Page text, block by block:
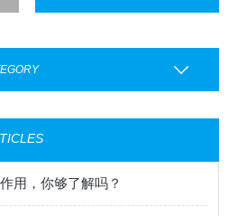
用，你够了解吗？